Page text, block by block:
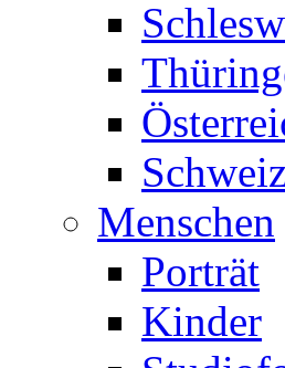
Menschen
Porträt
Kinder